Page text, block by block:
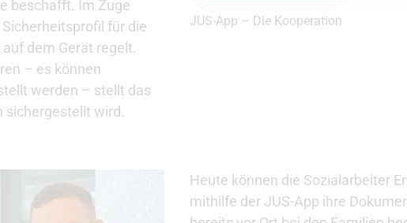
beschafft. Im Zuge
für die
dem Gerät regelt.
– es können
werden – stellt das
sichergestellt wird.
JUS-App – Die Kooperation
Heute können die Sozialarbeiter
mithilfe der JUS-App ihre